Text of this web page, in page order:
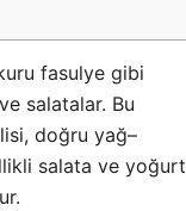
fasulye gibi
salatalar. Bu
doğru yağ–
salata ve yoğurt